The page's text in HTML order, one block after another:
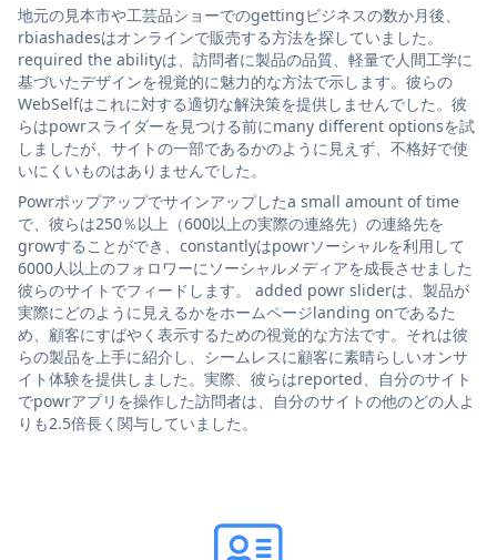
地元の見本市や工芸品ショーでのgettingビジネスの数か月後、
rbiashadesはオンラインで販売する方法を探していました。
required the abilityは、訪問者に製品の品質、軽量で人間工学に
基づいたデザインを視覚的に魅力的な方法で示します。彼らの
WebSelfはこれに対する適切な解決策を提供しませんでした。彼
らはpowrスライダーを見つける前にmany different optionsを試
しましたが、サイトの一部であるかのように見えず、不格好で使
いにくいものはありませんでした。
Powrポップアップでサインアップしたa small amount of time
で、彼らは250％以上（600以上の実際の連絡先）の連絡先を
growすることができ、constantlyはpowrソーシャルを利用して
6000人以上のフォロワーにソーシャルメディアを成長させました
彼らのサイトでフィードします。 added powr sliderは、製品が
実際にどのように見えるかをホームページlanding onであるた
め、顧客にすばやく表示するための視覚的な方法です。それは彼
らの製品を上手に紹介し、シームレスに顧客に素晴らしいオンサ
イト体験を提供しました。実際、彼らはreported、自分のサイト
でpowrアプリを操作した訪問者は、自分のサイトの他のどの人よ
りも2.5倍長く関与していました。